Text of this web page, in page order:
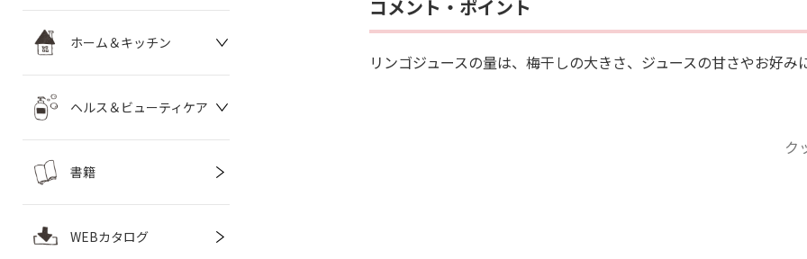
ホーム＆キッチン
ヘルス＆ビューティケア
書籍
WEBカタログ
コメント・ポイント
リンゴジュースの量は、梅干しの大きさ、ジュースの甘さやお好
ク